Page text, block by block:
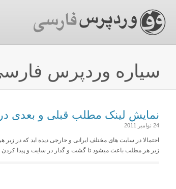
سیاره وردپرس
نمایش لینک مطلب قبلی و بعدی
24 نوامبر 2011
احتمالا در سایت های مختلف ایرانی و حارجی دیده اید که در
زیر هر مطلب باعث میشود تا گشت و گذار در سایت و پیدا